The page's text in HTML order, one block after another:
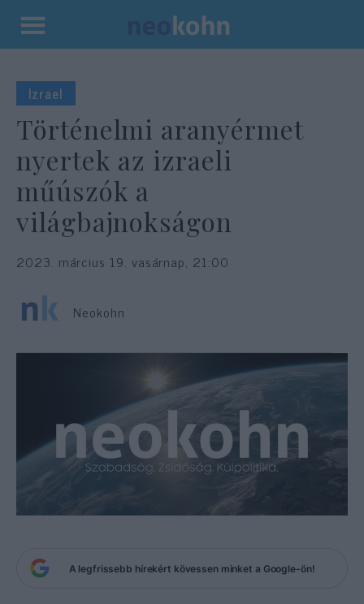
Kilépés
tartalomba
Izrael
Történelmi aranyérmet
nyertek az izraeli
műúszók a
világbajnokságon
2023. március 19. vasárnap, 21:00
Neokohn
A legfrissebb hírekért kövessen minket a Google-ön!